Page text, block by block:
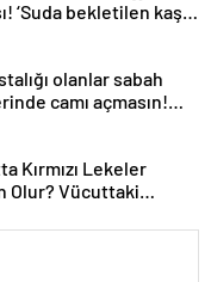
‘Suda bekletilen kaşık
bulaşmaya neden
olanlar sabah
camı açmasın!
hapşırık,
öksürük… Meğer
Kırmızı Lekeler
Olur? Vücuttaki